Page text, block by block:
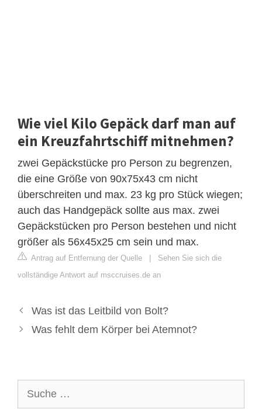
Wie viel Kilo Gepäck darf man auf
ein Kreuzfahrtschiff mitnehmen?
zwei Gepäckstücke pro Person zu begrenzen,
die eine Größe von 90x75x43 cm nicht
überschreiten und max. 23 kg pro Stück wiegen;
auch das Handgepäck sollte aus max. zwei
Gepäckstücken pro Person bestehen und nicht
größer als 56x45x25 cm sein und max.
Antrag auf Entfernung der Quelle | Sehen Sie sich die
vollständige Antwort auf msccruises.de an
Was ist das Leitbild von Bolt?
Was fehlt dem Körper bei Atemnot?
nach: